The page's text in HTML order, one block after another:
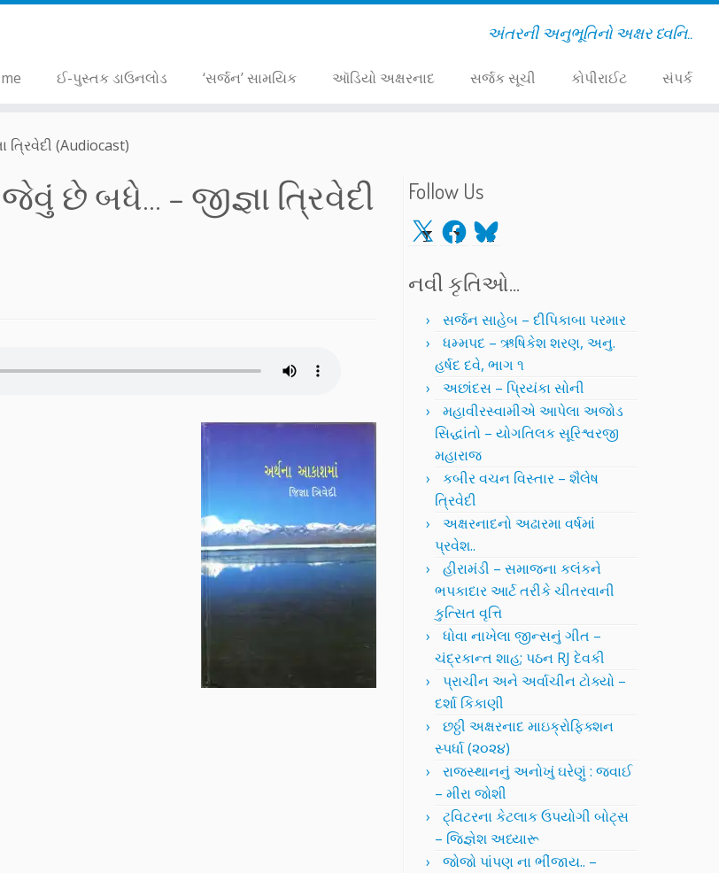
અંતરની અનુભૂતિનો અક્ષર ધ્વનિ..
ઈ-પુસ્તક ડાઉનલોડ ‘સર્જન’ સામયિક ઑડિયો અક્ષરનાદ સર્જક સૂચી કોપીરાઈટ સંપર્ક
(Audiocast)
છે બધે… – જીજ્ઞા ત્રિવેદી
Follow Us
X Facebook
Bluesky
નવી કૃતિઓ…
સર્જન સાહેબ – દીપિકાબા પરમાર
ધમ્મપદ – ઋષિકેશ શરણ, અનુ.
હર્ષદ દવે, ભાગ ૧
અછાંદસ – પ્રિયંકા સોની
મહાવીરસ્વામીએ આપેલા અજોડ
સિદ્ધાંતો – યોગતિલક સૂરિશ્વરજી
મહારાજ
કબીર વચન વિસ્તાર – શૈલેષ
ત્રિવેદી
અક્ષરનાદનો અઢારમા વર્ષમાં
પ્રવેશ..
હીરામંડી – સમાજના કલંકને
ભપકાદાર આર્ટ તરીકે ચીતરવાની
કુત્સિત વૃત્તિ
ધોવા નાખેલા જીન્સનું ગીત –
ચંદ્રકાન્ત શાહ; પઠન RJ દેવકી
પ્રાચીન અને અર્વાચીન ટોક્યો –
દર્શા કિકાણી
છઠ્ઠી અક્ષરનાદ માઇક્રોફિક્શન
સ્પર્ધા (૨૦૨૪)
રાજસ્થાનનું અનોખું ઘરેણું : જવાઈ
– મીરા જોશી
ટ્વિટરના કેટલાક ઉપયોગી બોટ્સ
– જિજ્ઞેશ અધ્યારૂ
જોજો પાંપણ ના ભીંજાય.. –